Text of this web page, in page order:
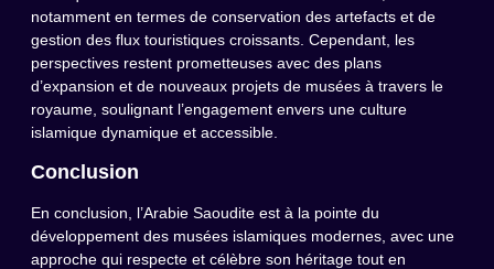
notamment en termes de conservation des artefacts et de
gestion des flux touristiques croissants. Cependant, les
perspectives restent prometteuses avec des plans
d’expansion et de nouveaux projets de musées à travers le
royaume, soulignant l’engagement envers une culture
islamique dynamique et accessible.
Conclusion
En conclusion, l’Arabie Saoudite est à la pointe du
développement des musées islamiques modernes, avec une
approche qui respecte et célèbre son héritage tout en